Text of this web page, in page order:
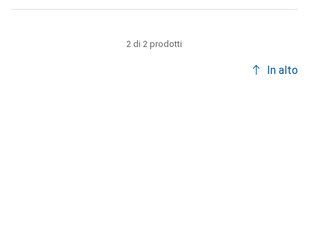
2 di 2 prodotti
In alto